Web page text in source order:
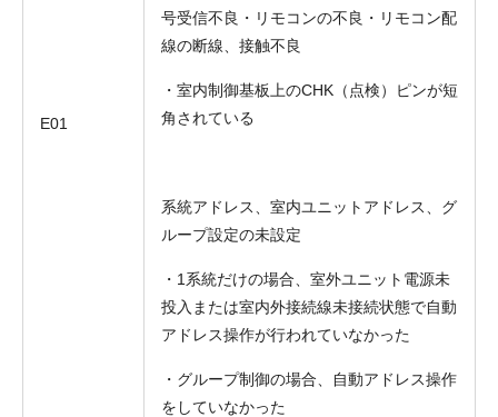
E01
号受信不良・リモコンの不良・リモコン配
線の断線、接触不良
・室内制御基板上のCHK（点検）ピンが短
角されている
系統アドレス、室内ユニットアドレス、グ
ループ設定の未設定
・1系統だけの場合、室外ユニット電源未
投入または室内外接続線未接続状態で自動
アドレス操作が行われていなかった
・グループ制御の場合、自動アドレス操作
をしていなかった